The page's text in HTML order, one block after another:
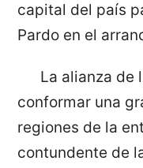
capital del país
Pardo en el
La alianza de
conformar una
regiones de la
contundente de